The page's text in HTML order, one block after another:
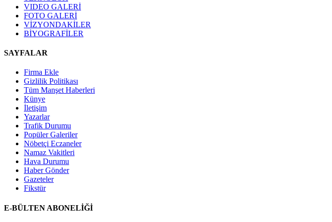
VIDEO GALERİ
FOTO GALERİ
VİZYONDAKİLER
BİYOGRAFİLER
SAYFALAR
Firma Ekle
Gizlilik Politikası
Tüm Manşet Haberleri
Künye
İletişim
Yazarlar
Trafik Durumu
Popüler Galeriler
Nöbetçi Eczaneler
Namaz Vakitleri
Hava Durumu
Haber Gönder
Gazeteler
Fikstür
E-BÜLTEN ABONELİĞİ